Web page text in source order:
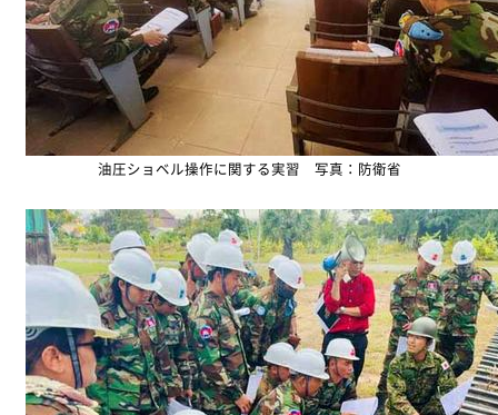
油圧ショベル操作に関する実習 写真：防衛省